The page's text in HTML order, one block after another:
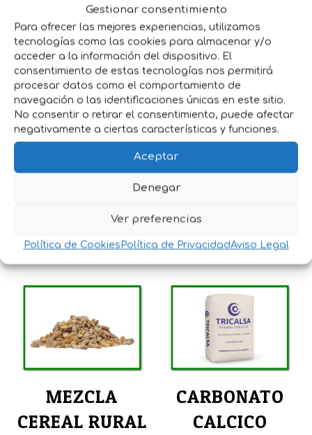
Gestionar consentimiento
Para ofrecer las mejores experiencias, utilizamos
tecnologías como las cookies para almacenar y/o
acceder a la información del dispositivo. El
consentimiento de estas tecnologías nos permitirá
procesar datos como el comportamiento de
navegación o las identificaciones únicas en este sitio.
No consentir o retirar el consentimiento, puede afectar
negativamente a ciertas características y funciones.
Aceptar
Denegar
Ver preferencias
Política de Cookies Política de PrivacidadAviso Legal
*Sorgo
*Semillas de Girasol
¡Ideal para Todas las Aves de Corral!
Perfecto para pollos, gallinas, patos, gansos
y más.
Productos relacionados
MEZCLA
CEREAL RURAL
CARBONATO
CALCICO